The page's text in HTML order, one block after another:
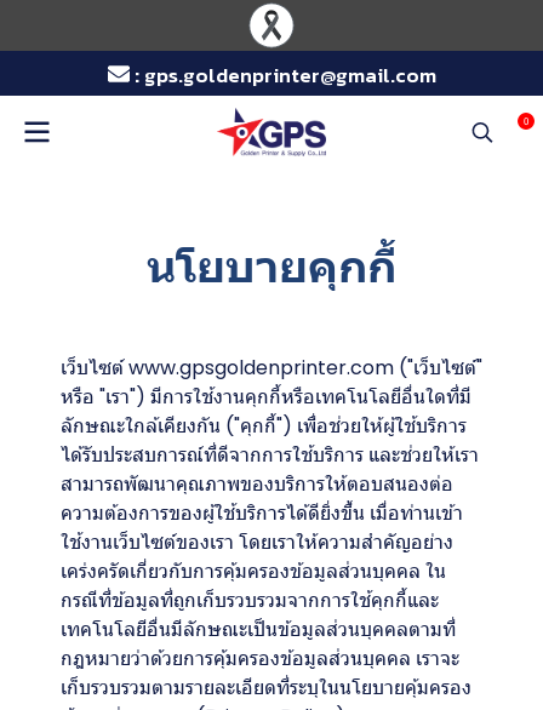
:gps.goldenprinter@gmail.com
0
นโยบายคุกกี้
เว็บไซต์ www.gpsgoldenprinter.com ("เว็บไซต์"
หรือ "เรา") มีการใช้งานคุกกี้หรือเทคโนโลยีอื่นใดที่มี
ลักษณะใกล้เคียงกัน ("คุกกี้") เพื่อช่วยให้ผู้ใช้บริการ
ได้รับประสบการณ์ที่ดีจากการใช้บริการ และช่วยให้เรา
สามารถพัฒนาคุณภาพของบริการให้ตอบสนองต่อ
ความต้องการของผู้ใช้บริการได้ดียิ่งขึ้น เมื่อท่านเข้า
ใช้งานเว็บไซต์ของเรา โดยเราให้ความสำคัญอย่าง
เคร่งครัดเกี่ยวกับการคุ้มครองข้อมูลส่วนบุคคล ใน
กรณีที่ข้อมูลที่ถูกเก็บรวบรวมจากการใช้คุกกี้และ
เทคโนโลยีอื่นมีลักษณะเป็นข้อมูลส่วนบุคคลตามที่
กฎหมายว่าด้วยการคุ้มครองข้อมูลส่วนบุคคล เราจะ
เก็บรวบรวมตามรายละเอียดที่ระบุในนโยบายคุ้มครอง